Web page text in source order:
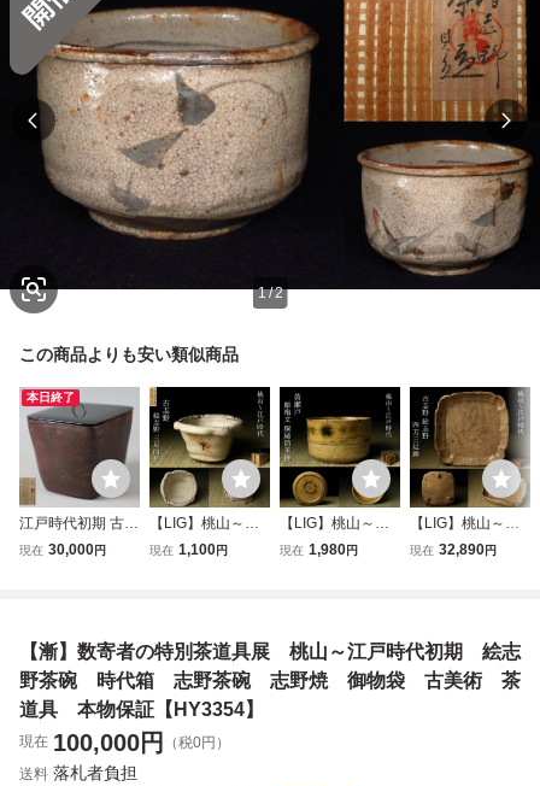
1/2
この商品よりも安い類似商品
本日終了
江戸時代初期 古備
前 四方水指 桂又
現在 30,000円
【LIG】桃山～江
戸時代 古志野 絵
607.788
現在 1,100円
【LIG】桃山～江
戸時代 黄瀬戸 彫
品2607.792
現在 1,980円
【LIG】桃山～江
戸時代 古志野 絵
具 数奇者収蔵品2
606.688
現在 32,890円
【漸】数寄者の特別茶道具展 桃山～江戸時代初期 絵志
野茶碗 時代箱 志野茶碗 志野焼 御物袋 古美術 茶
道具 本物保証【HY3354】
現在 100,000円
（税0円）
送料 落札者負担